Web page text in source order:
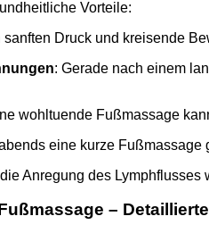
Vorteile:
sanften Druck und kreisende
: Gerade nach einem
wohltuende Fußmassage
eine kurze
Anregung des Lymphflusses
–